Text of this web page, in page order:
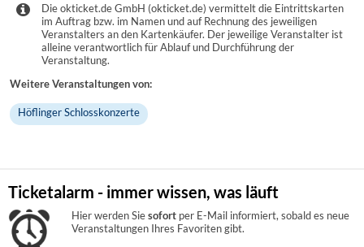
Die okticket.de GmbH (okticket.de) vermittelt die Eintrittskarten
im Auftrag bzw. im Namen und auf Rechnung des jeweiligen
Veranstalters an den Kartenkäufer. Der jeweilige Veranstalter ist
alleine verantwortlich für Ablauf und Durchführung der
Veranstaltung.
Weitere Veranstaltungen von:
Höflinger Schlosskonzerte
Ticketalarm - immer wissen, was läuft
Hier werden Siesofort per E-Mail informiert, sobald es neue
Veranstaltungen Ihres Favoriten gibt.